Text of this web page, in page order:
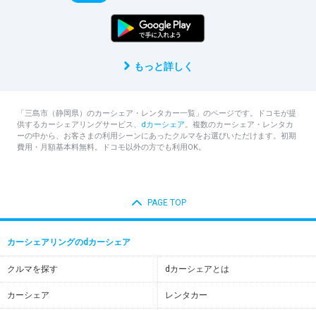
もっと詳しく
「三島市（静岡県）のカーシェア・レンタカー一覧」のページです。ドコモが提
供するカーシェアリングサービス、 dカーシェア。複数のカーシェア・レンタカ
ーの中から、お客さまの利用シーンにあったクルマをお選びいただけます。初期
費用・月額基本料無料。ドコモ以外の方でも利用OK。
PAGE TOP
カーシェアリングのdカーシェア
クルマを探す dカーシェアとは
カーシェア レンタカー